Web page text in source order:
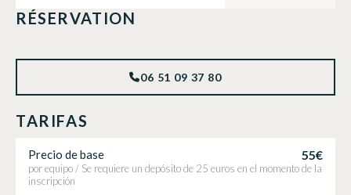
RÉSERVATION
06 51 09 37 80
TARIFAS
Precio de base 55€
por equipo / Se requiere un depósito de 25 euros en el momento de la
inscripción